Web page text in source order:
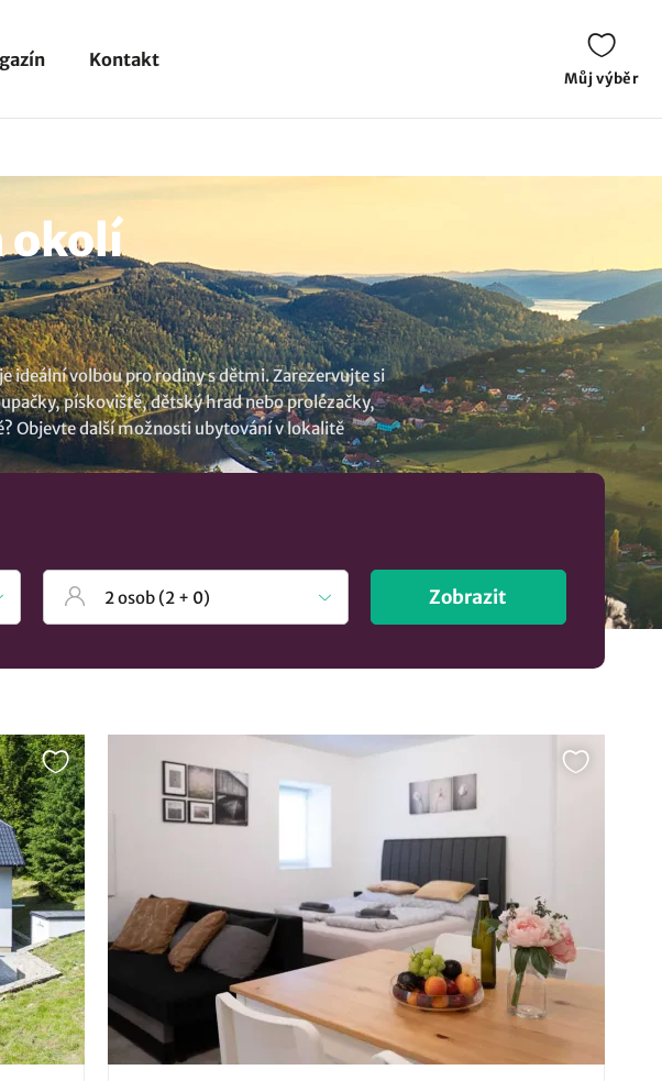
Kontakt
Můj výběr
okolí
ideální volbou pro rodiny s dětmi. Zarezervujte si
pískoviště, dětský hrad nebo prolézačky,
Objevte další možnosti ubytování v lokalitě
Zobrazit